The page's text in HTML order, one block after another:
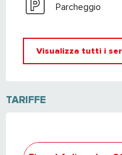
Parcheggio
Visualizza tutti i
TARIFFE